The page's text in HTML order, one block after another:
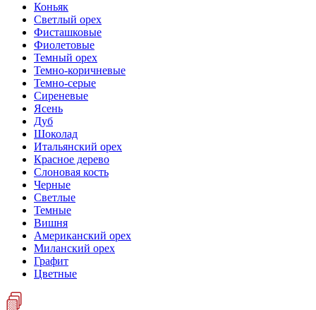
Коньяк
Светлый орех
Фисташковые
Фиолетовые
Темный орех
Темно-коричневые
Темно-серые
Сиреневые
Ясень
Дуб
Шоколад
Итальянский орех
Красное дерево
Слоновая кость
Черные
Светлые
Темные
Вишня
Американский орех
Миланский орех
Графит
Цветные